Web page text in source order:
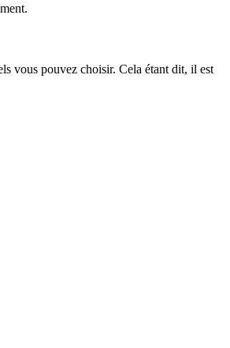
vous pouvez choisir. Cela étant dit, il est